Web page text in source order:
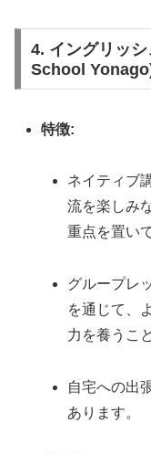
4. イングリッ
School
特徴:
ネイティブ
流を楽しみ
重点を置い
グループレ
を通じて、
力を養うこ
自宅への出
あります。